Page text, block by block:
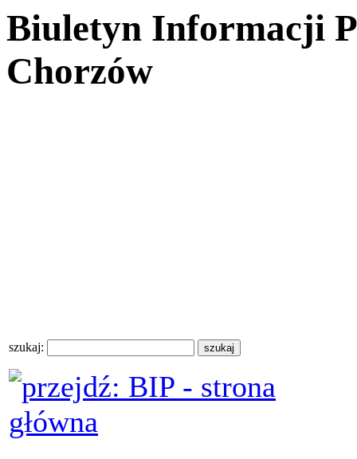
Biuletyn Informacji
Chorzów
szukaj: